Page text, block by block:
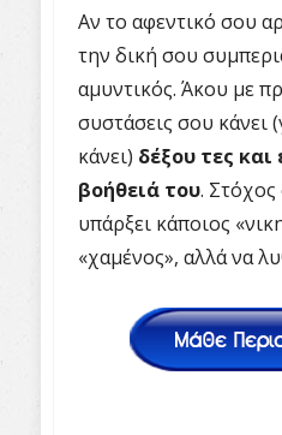
Αν το αφεντικό σου
την δική σου
αμυντικός. Άκου με
συστάσεις σου κάνει
κάνει) δέξου τες και
βοήθειά του. Στόχος
υπάρξει κάποιος
«χαμένος», αλλά να